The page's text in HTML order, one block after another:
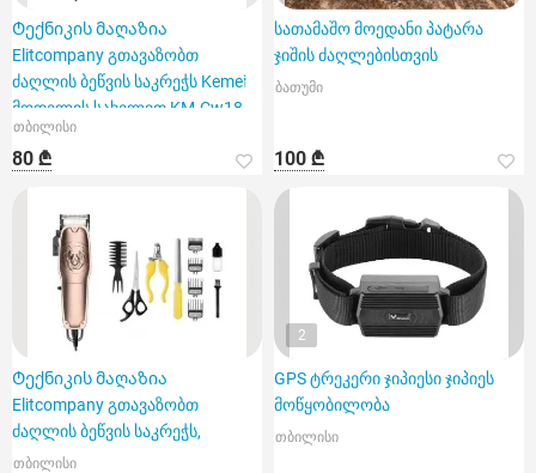
Ტექნიკის მაღაზია
Elitcompany გთავაზობთ
ძაღლის ბეწვის საკრეჭს Kemei
მოდელის სახელით KM-Cw18.
თბილისი
80 ₾
სათამაშო მოედანი პატარა
ჯიშის ძაღლებისთვის
ბათუმი
100 ₾
Ტექნიკის მაღაზია
Elitcompany გთავაზობთ
ძაღლის ბეწვის საკრეჭს,
თბილისი
2
GPS ტრეკერი ჯიპიესი ჯიპიეს
მოწყობილობა
თბილისი